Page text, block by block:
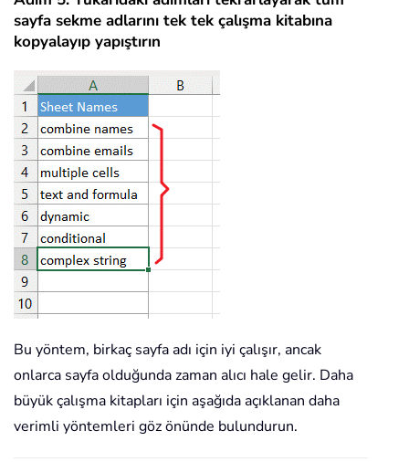
sayfa sekme adlarını tek tek çalışma kitabına
kopyalayıp yapıştırın
Bu yöntem, birkaç sayfa adı için iyi çalışır, ancak
onlarca sayfa olduğunda zaman alıcı hale gelir. Daha
büyük çalışma kitapları için aşağıda açıklanan daha
verimli yöntemleri göz önünde bulundurun.